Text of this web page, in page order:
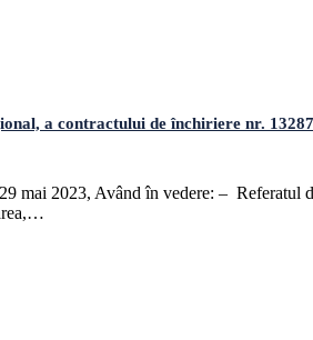
a contractului de închiriere nr.
mai 2023, Având în vedere: –